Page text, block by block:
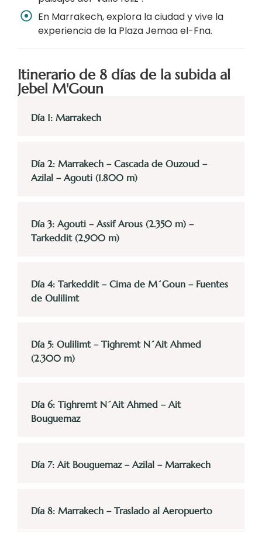
En Marrakech, explora la ciudad y vive la
experiencia de la Plaza Jemaa el-Fna.
Itinerario de 8 días de la subida al
Jebel M'Goun
Día 1: Marrakech
Día 2: Marrakech – Cascada de Ouzoud –
Azilal – Agouti (1.800 m)
Día 3: Agouti – Assif Arous (2.350 m) –
Tarkeddit (2.900 m)
Día 4: Tarkeddit – Cima de M´Goun – Fuentes
de Oulilimt
Día 5: Oulilimt – Tighremt N´Ait Ahmed
(2.300 m)
Día 6: Tighremt N´Ait Ahmed – Ait
Bouguemaz
Día 7: Ait Bouguemaz – Azilal – Marrakech
Día 8: Marrakech – Traslado al Aeropuerto